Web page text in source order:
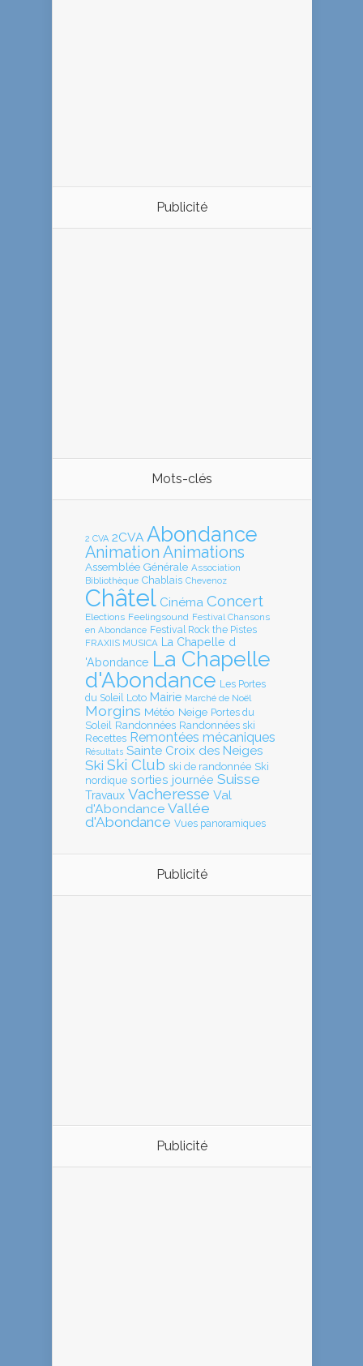
Publicité
Mots-clés
2 CVA 2CVA Abondance
Animation Animations
Assemblée Générale Association
Bibliothèque Chablais Chevenoz
Châtel Cinéma Concert
Elections Feelingsound Festival Chansons
en Abondance Festival Rock the Pistes
FRAXIIS MUSICA
La Chapelle d
'Abondance La Chapelle
d'Abondance Les Portes
du Soleil Loto Mairie Marché de Noël
Morgins Météo Neige Portes du
Soleil Randonnées Randonnées ski
Recettes Remontées mécaniques
Résultats Sainte Croix des Neiges
Ski Ski Club ski de randonnée Ski
nordique sorties journée Suisse
Travaux Vacheresse Val
d'Abondance Vallée
d'Abondance Vues panoramiques
Publicité
Publicité